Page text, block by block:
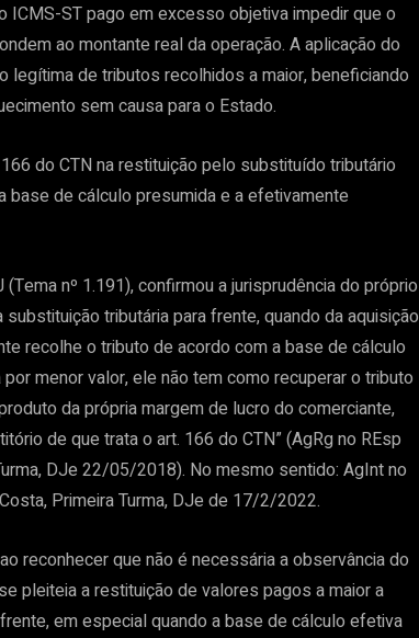
ST pago em excesso objetiva impedir que o
ao montante real da operação. A aplicação do
de tributos recolhidos a maior, beneficiando
sem causa para o Estado.
do CTN na restituição pelo substituído tributário
de cálculo presumida e a efetivamente
nº 1.191), confirmou a jurisprudência do próprio
substituição tributária para frente, quando da aquisição
recolhe o tributo de acordo com a base de cálculo
menor valor, ele não tem como recuperar o tributo
da própria margem de lucro do comerciante,
de que trata o art. 166 do CTN” (AgRg no REsp
DJe 22/05/2018). No mesmo sentido: AgInt no
Primeira Turma, DJe de 17/2/2022.
reconhecer que não é necessária a observância do
pleiteia a restituição de valores pagos a maior a
em especial quando a base de cálculo efetiva